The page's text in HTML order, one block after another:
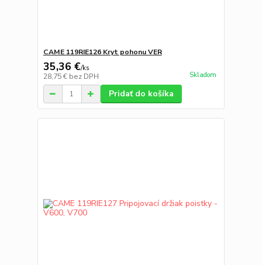
CAME 119RIE126 Kryt pohonu VER
35,36 €/ks
28,75 € bez DPH Skladom
Pridať do košíka